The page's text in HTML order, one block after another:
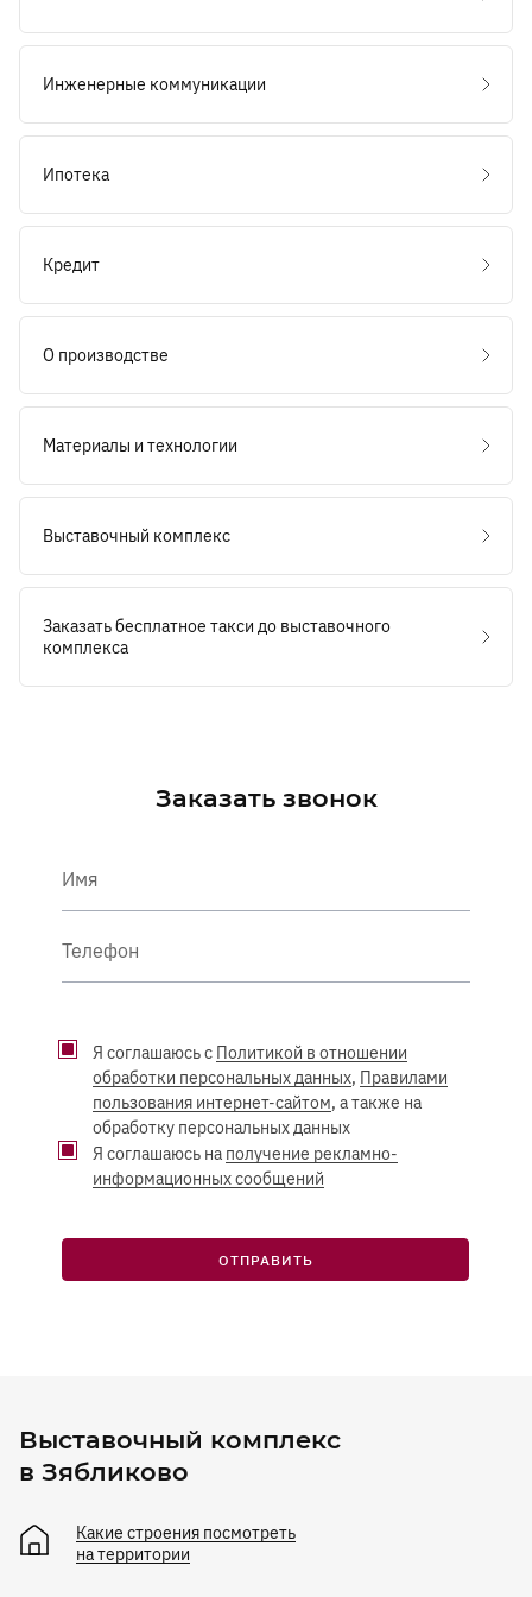
Инженерные коммуникации
Ипотека
Кредит
О производстве
Материалы и технологии
Выставочный комплекс
Заказать бесплатное такси до выставочного
комплекса
Заказать звонок
Имя
Телефон
Я соглашаюсь с Политикой в отношении
обработки персональных данных, Правилами
пользования интернет-сайтом, а также на
обработку персональных данных
Я соглашаюсь на получение рекламно-
информационных сообщений
ОТПРАВИТЬ
Выставочный комплекс
в Зябликово
Какие строения посмотреть
на территории